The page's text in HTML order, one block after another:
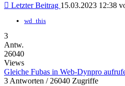
Letzter Beitrag 15.03.2023 12:38
wd_this
3
Antw.
26040
Views
Gleiche Fubas in Web-Dynpro
3 Antworten / 26040 Zugriffe